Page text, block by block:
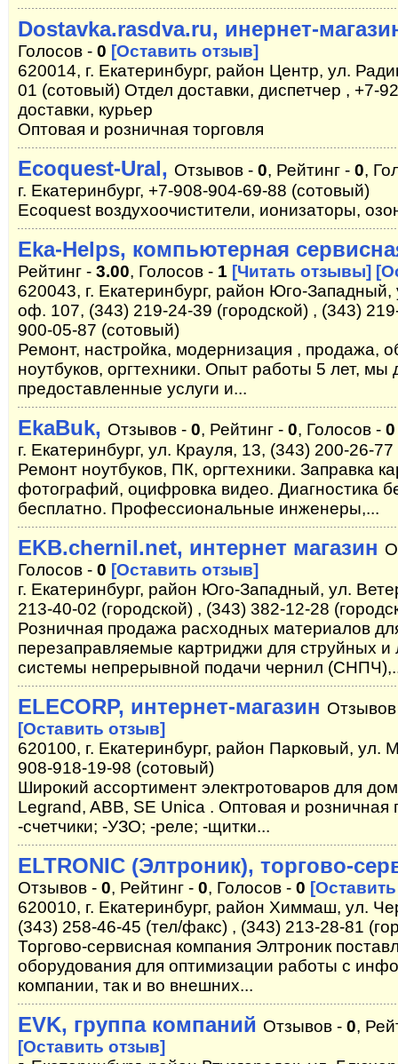
Dostavka.rasdva.ru, инернет-
Голосов - 0 [Оставить отзыв]
620014, г. Екатеринбург, район Центр, ул.
01 (сотовый) Отдел доставки, диспетчер , +7-
доставки, курьер
Оптовая и розничная торговля
Ecoquest-Ural, Отзывов - 0, Рейтинг - 0,
г. Екатеринбург, +7-908-904-69-88 (сотовый)
Ecoquest воздухоочистители, ионизаторы,
Eka-Helps, компьютерная
Рейтинг - 3.00, Голосов - 1 [Читать отзывы]
620043, г. Екатеринбург, район Юго-
оф. 107, (343) 219-24-39 (городской) , (343)
900-05-87 (сотовый)
Ремонт, настройка, модернизация , продажа,
ноутбуков, оргтехники. Опыт работы 5 лет, мы
предоставленные услуги и...
EkaBuk, Отзывов - 0, Рейтинг - 0, Голосов - 0
г. Екатеринбург, ул. Крауля, 13, (343) 200-26-77
Ремонт ноутбуков, ПК, оргтехники. Заправка
фотографий, оцифровка видео. Диагностика
бесплатно. Профессиональные инженеры,...
EKB.chernil.net, интернет магазин
Голосов - 0 [Оставить отзыв]
г. Екатеринбург, район Юго-Западный, ул.
213-40-02 (городской) , (343) 382-12-28
Розничная продажа расходных материалов
перезаправляемые картриджи для струйных и
системы непрерывной подачи чернил
ELECORP, интернет-магазин
[Оставить отзыв]
620100, г. Екатеринбург, район Парковый,
908-918-19-98 (сотовый)
Широкий ассортимент электротоваров для
Legrand, ABB, SE Unica . Оптовая и
-счетчики; -УЗО; -реле; -щитки...
ELTRONIC (Элтроник), торгово-
Отзывов - 0, Рейтинг - 0, Голосов - 0
620010, г. Екатеринбург, район Химмаш, ул.
(343) 258-46-45 (тел/факс) , (343) 213-28-81
Торгово-сервисная компания Элтроник
оборудования для оптимизации работы с
компании, так и во внешних...
EVK, группа компаний Отзывов - 0,
[Оставить отзыв]